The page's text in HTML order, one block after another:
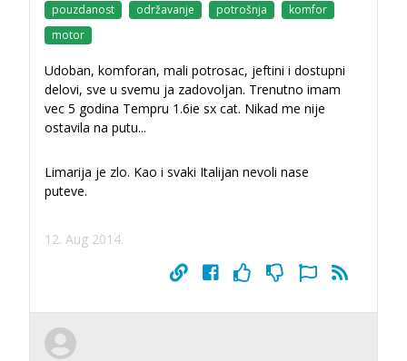
pouzdanost održavanje potrošnja
komfor
motor
Udoban, komforan, mali potrosac, jeftini i dostupni
delovi, sve u svemu ja zadovoljan. Trenutno imam
vec 5 godina Tempru 1.6ie sx cat. Nikad me nije
ostavila na putu...
Limarija je zlo. Kao i svaki Italijan nevoli nase
puteve.
12. Aug 2014.